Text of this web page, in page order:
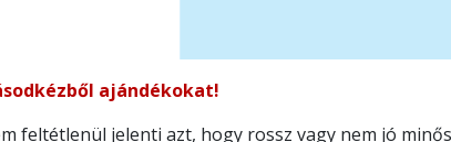
ajándékokat!
feltétlenül jelenti azt, hogy rossz vagy nem jó